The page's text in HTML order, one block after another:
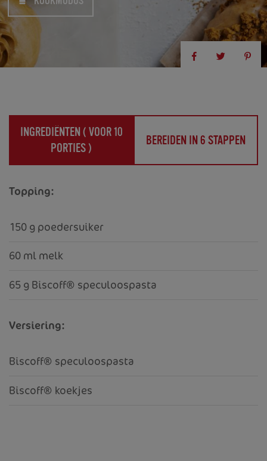
INGREDIËNTEN ( VOOR 10
PORTIES )
BEREIDEN IN 6 STAPPEN
Topping:
150 g poedersuiker
60 ml melk
65 g Biscoff® speculoospasta
Versiering:
Biscoff® speculoospasta
Biscoff® koekjes